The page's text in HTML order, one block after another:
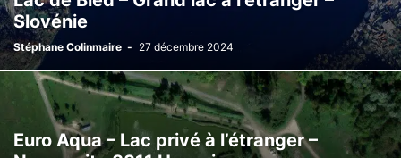
Slovénie
Stéphane Colinmaire - 27 décembre 2024
Euro Aqua – Lac privé à l’étranger –